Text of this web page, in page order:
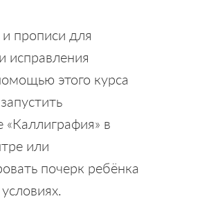
прописи для
исправления
этого курса
«Каллиграфия» в
или
почерк ребёнка